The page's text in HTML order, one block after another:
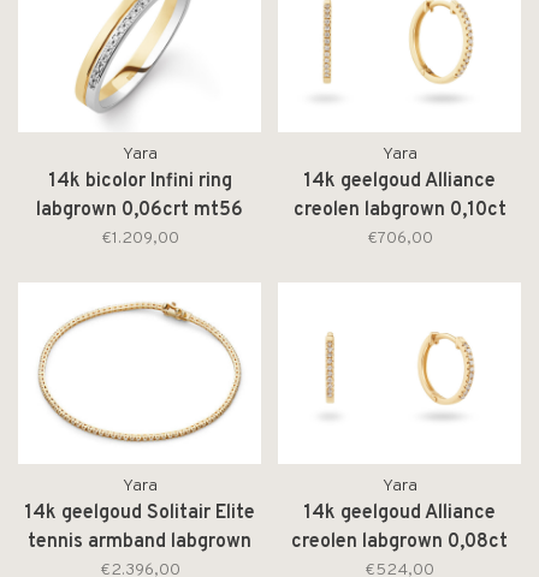
Yara
14k bicolor Infini ring
labgrown 0,06crt mt56
268R.4008.006
€1.209,00
Yara
14k geelgoud Alliance
creolen labgrown 0,10ct
264H.1012.010
€706,00
Yara
14k geelgoud Solitair Elite
tennis armband labgrown
84/0,50ct 264B.1044.050
€2.396,00
Yara
14k geelgoud Alliance
creolen labgrown 0,08ct
264H.1010.008
€524,00